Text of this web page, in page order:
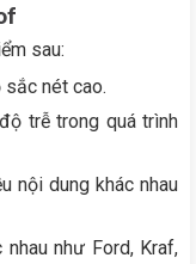
sau:
nét cao.
trễ trong quá trình
nội dung khác nhau
như Ford, Kraf,